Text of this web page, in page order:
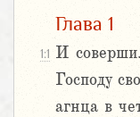
Глава 1
1:1 И
Господу
агнца в